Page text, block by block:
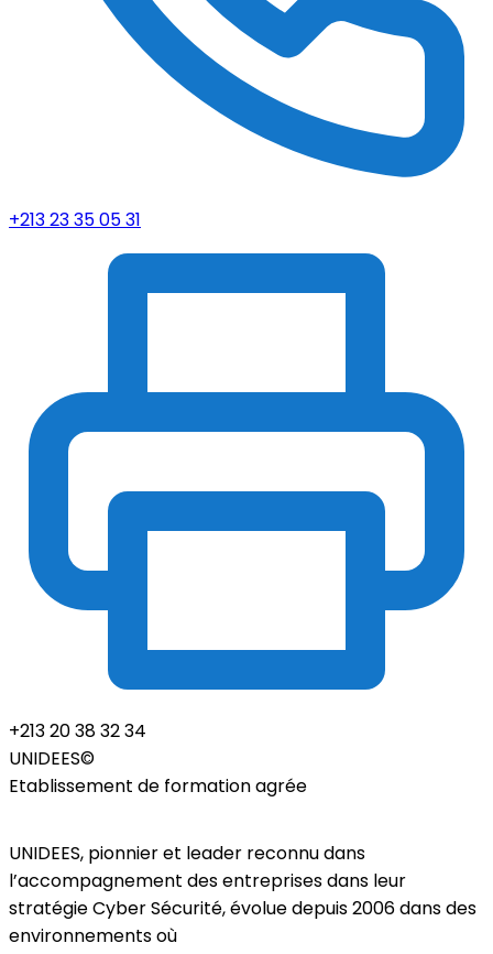
+213 23 35 05 31
+213 20 38 32 34
UNIDEES©
Etablissement de formation agrée
UNIDEES, pionnier et leader reconnu dans
l’accompagnement des entreprises dans leur
stratégie Cyber Sécurité, évolue depuis 2006 dans des
environnements où